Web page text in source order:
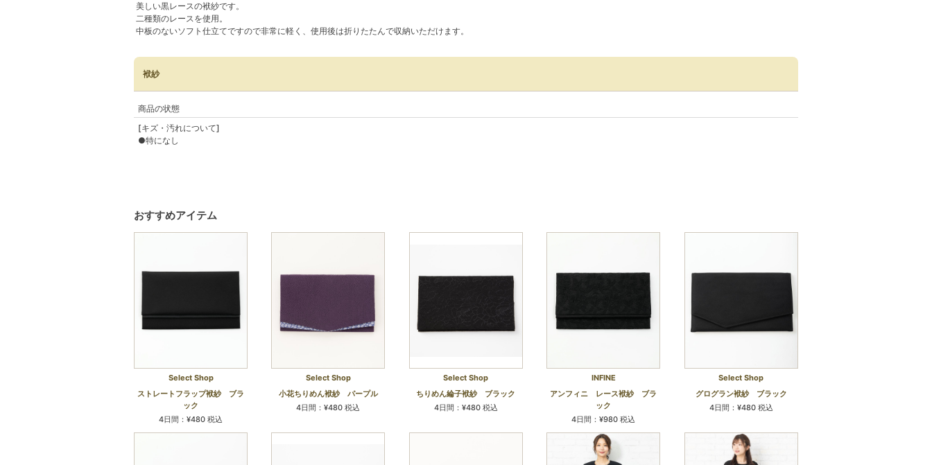
美しい黒レースの袱紗です。
二種類のレースを使用。
中板のないソフト仕立てですので非常に軽く、使用後は折りたたんで収納いただけます。
袱紗
商品の状態
[キズ・汚れについて]
おすすめアイテム
Select Shop
ストレートフラップ袱紗 ブラ
ック
4日間：¥480 税込
Select Shop
小花ちりめん袱紗 パープル
4日間：¥480 税込
Select Shop
ちりめん綸子袱紗 ブラック
4日間：¥480 税込
INFINE
アンフィニ レース袱紗 ブラ
ック
4日間：¥980 税込
Select Shop
グログラン袱紗 ブラック
4日間：¥480 税込